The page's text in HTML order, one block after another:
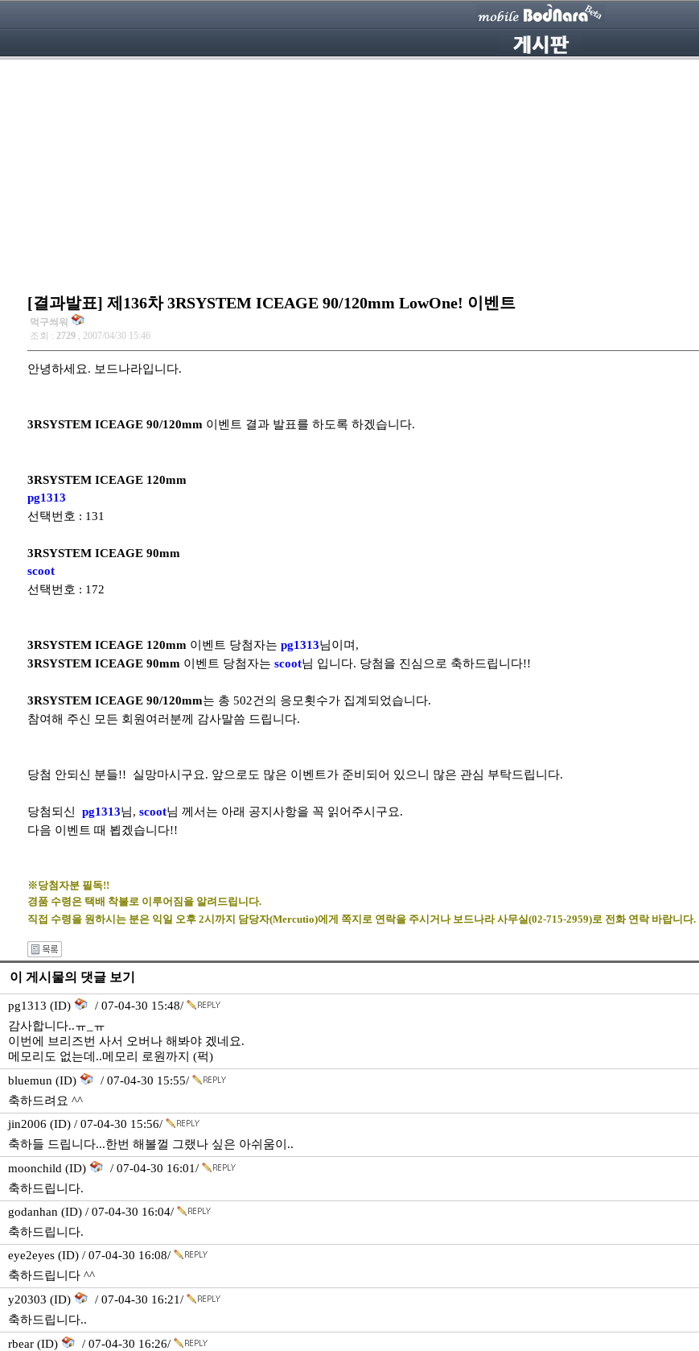
[결과발표] 제136차 3RSYSTEM ICEAGE 90/120mm LowOne! 이벤트
먹구씌워
조회 : 2729 , 2007/04/30 15:46
안녕하세요. 보드나라입니다.
3RSYSTEM ICEAGE 90/120mm 이벤트 결과 발표를 하도록 하겠습니다.
3RSYSTEM ICEAGE 120mm
pg1313
선택번호 : 131
3RSYSTEM ICEAGE 90mm
scoot
선택번호 : 172
3RSYSTEM ICEAGE 120mm 이벤트 당첨자는 pg1313님이며,
3RSYSTEM ICEAGE 90mm 이벤트 당첨자는 scoot님 입니다. 당첨을 진심으로 축하드립니다!!
3RSYSTEM ICEAGE 90/120mm는 총 502건의 응모횟수가 집계되었습니다.
참여해 주신 모든 회원여러분께 감사말씀 드립니다.
당첨 안되신 분들!! 실망마시구요. 앞으로도 많은 이벤트가 준비되어 있으니 많은 관심 부탁드립니다.
당첨되신 pg1313님, scoot님 께서는 아래 공지사항을 꼭 읽어주시구요.
다음 이벤트 때 뵙겠습니다!!
※당첨자분 필독!!
경품 수령은 택배 착불로 이루어짐을 알려드립니다.
직접 수령을 원하시는 분은 익일 오후 2시까지 담당자(Mercutio)에게 쪽지로 연락을 주시거나 보드나라 사무실(02-715-2959)로 전화 연락 바랍니다.
이 게시물의 댓글 보기
pg1313 (ID)
/ 07-04-30 15:48/
감사합니다..ㅠ_ㅠ
이번에 브리즈번 사서 오버나 해봐야 겠네요.
메모리도 없는데..메모리 로원까지 (퍽)
bluemun (ID)
/ 07-04-30 15:55/
축하드려요 ^^
jin2006 (ID) / 07-04-30 15:56/
축하들 드립니다...한번 해볼껄 그랬나 싶은 아쉬움이..
moonchild (ID)
/ 07-04-30 16:01/
축하드립니다.
godanhan (ID) / 07-04-30 16:04/
축하드립니다.
eye2eyes (ID) / 07-04-30 16:08/
축하드립니다 ^^
y20303 (ID)
/ 07-04-30 16:21/
축하드립니다..
rbear (ID)
/ 07-04-30 16:26/